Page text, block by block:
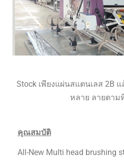
Stock เพียงแผ่นสแตนเลส 2B
หลาย ลายตาม
คุณสมบัติ
All-New Multi head brushing